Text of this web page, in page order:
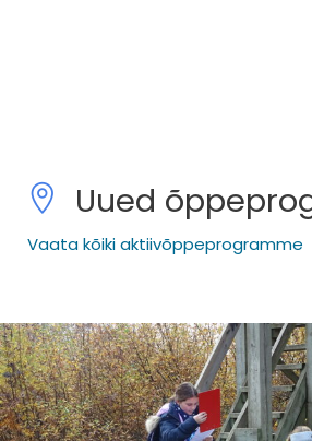
Uued
Vaata kõiki aktiivõppeprogramme